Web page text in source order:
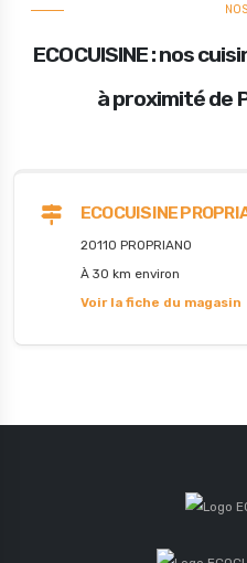
ECOCUISINE : nos
à proximité de
ECOCUISINE
20110 PROPRIANO
À 30 km environ
Voir la fiche du magasin